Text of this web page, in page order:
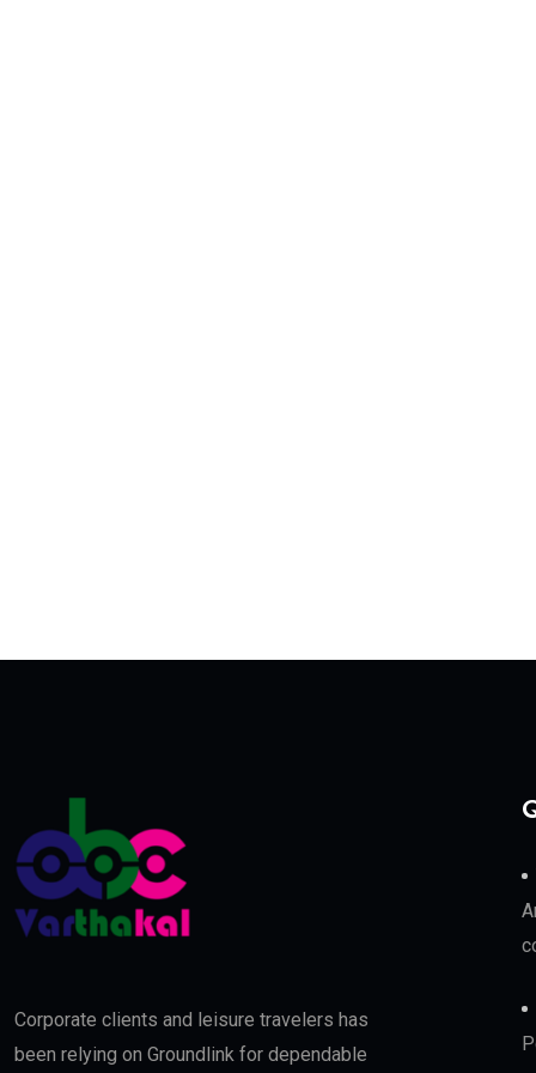
Corporate clients and leisure travelers has
been relying on Groundlink for dependable